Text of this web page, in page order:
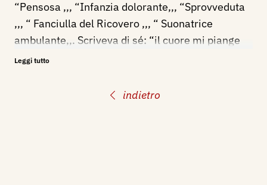
indietro
“Pensosa ,,, “Infanzia dolorante,,, “Sprovveduta
,,, “ Fanciulla del Ricovero ,,, “ Suonatrice
ambulante,,. Scriveva di sé: “il cuore mi piange
come la mia scultura...,,. Vittorio Pica non mancò
Giovanni De Martino visse nella più strenua
Leggi tutto